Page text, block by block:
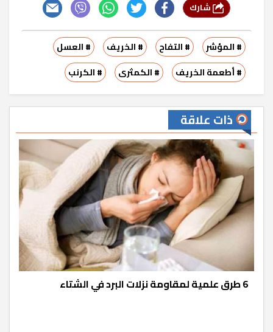
# المؤشر # التفاح # الخريف
# العسل
# أطعمة الخريف
# الكمثرى # الكرنب
ذات علاقة
6 طرق علمية لمقاومة نزلات البرد في الشتاء